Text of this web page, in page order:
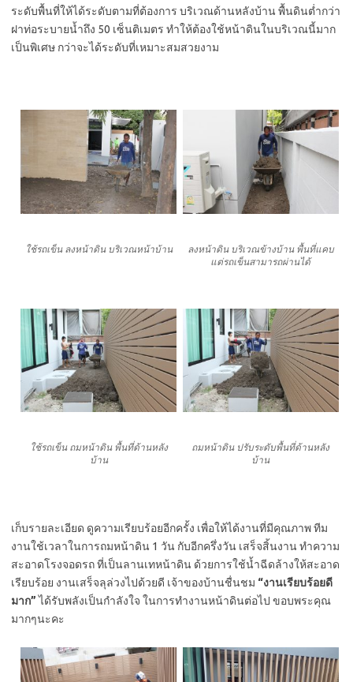
ระดับพื้นที่ให้ได้ระดับตามที่ต้องการ บริเวณด้านหลังบ้าน พื้นดินต่ำกว่า
ฝาท่อระบายน้ำถึง 50 เซ็นติเมตร ทำให้ต้องใช้หน้าดินในบริเวณนี้มาก
เป็นพิเศษ กว่าจะได้ระดับที่เหมาะสมสวยงาม
ใช้รถเข็น ลงหน้าดิน บริเวณหน้าบ้าน
ลงหน้าดิน บริเวณข้างบ้าน พื้นที่แคบ
แต่รถเข็นสามารถผ่านได้
ใช้รถเข็น ถมหน้าดิน พื้นที่ด้านหลัง
บ้าน
ถมหน้าดิน ปรับระดับพื้นที่ด้านหลัง
บ้าน
เก็บรายละเอียด ดูความเรียบร้อยอีกครั้ง เพื่อให้ได้งานที่มีคุณภาพ ทีม
งานใช้เวลาในการถมหน้าดิน 1 วัน กับอีกครึ่งวัน เสร็จสิ้นงาน ทำความ
สะอาดโรงจอดรถ ที่เป็นลานเทหน้าดิน ด้วยการใช้น้ำฉีดล้างให้สะอาด
เรียบร้อย งานเสร็จลุล่วงไปด้วยดี เจ้าของบ้านชื่นชม “งานเรียบร้อยดี
มาก”ได้รับพลังเป็นกำลังใจ ในการทำงานหน้าดินต่อไป ขอบพระคุณ
มากๆนะคะ